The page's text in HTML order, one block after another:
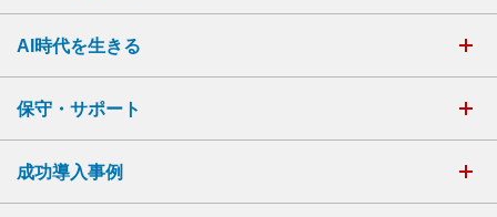
AI時代を生きる
保守・サポート
成功導入事例